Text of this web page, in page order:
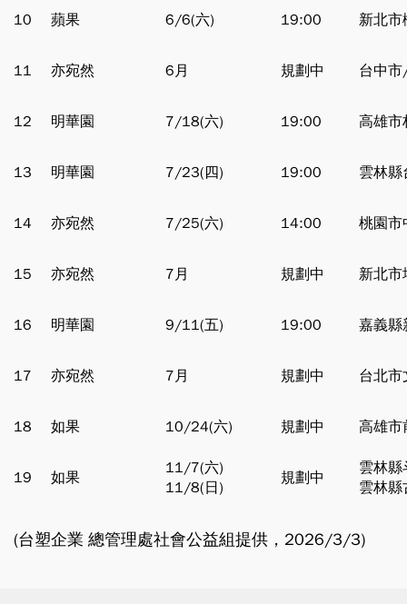
10 蘋果 6/6(六) 19:00 新北市
11 亦宛然 6月 規劃中 台中
12 明華園 7/18(六) 19:00 高雄市
13 明華園 7/23(四) 19:00 雲林縣
14 亦宛然 7/25(六) 14:00 桃園市
15 亦宛然 7月 規劃中 新北市
16 明華園 9/11(五) 19:00 嘉義縣
17 亦宛然 7月 規劃中 台北市
18 如果 10/24(六) 規劃中 高雄市
19 如果
11/7(六)
11/8(日)
規劃中
雲林縣
雲林縣
(台塑企業 總管理處社會公益組提供，2026/3/3)